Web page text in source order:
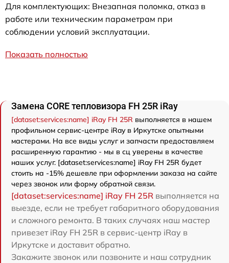
Для комплектующих: Внезапная поломка, отказ в
работе или техническим параметрам при
соблюдении условий эксплуатации.
Показать полностью
Замена CORE тепловизора FH 25R iRay
[dataset:services:name] iRay FH 25R выполняется в нашем
профильном сервис-центре iRay в Иркутске опытными
мастерами. На все виды услуг и запчасти предоставляем
расширенную гарантию - мы в сц уверены в качестве
наших услуг. [dataset:services:name] iRay FH 25R будет
стоить на -15% дешевле при оформлении заказа на сайте
через звонок или форму обратной связи.
[dataset:services:name] iRay FH 25R выполняется на
выезде, если не требует габаритного оборудования
и сложного ремонта. В таких случаях наш мастер
привезет iRay FH 25R в сервис-центр iRay в
Иркутске и доставит обратно.
Закажите звонок или позвоните и наш сотрудник